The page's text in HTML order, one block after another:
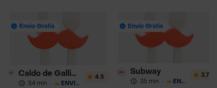
Envío Gratis
Caldo de Gallina Aramburú 24 Horas
54 min · ENVÍO GRATIS
4.5
Envío Gratis
Subway
35 min · ENVÍO GRATIS
3.7